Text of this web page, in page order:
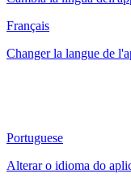
Français
Changer la langue de
Portuguese
Alterar o idioma do